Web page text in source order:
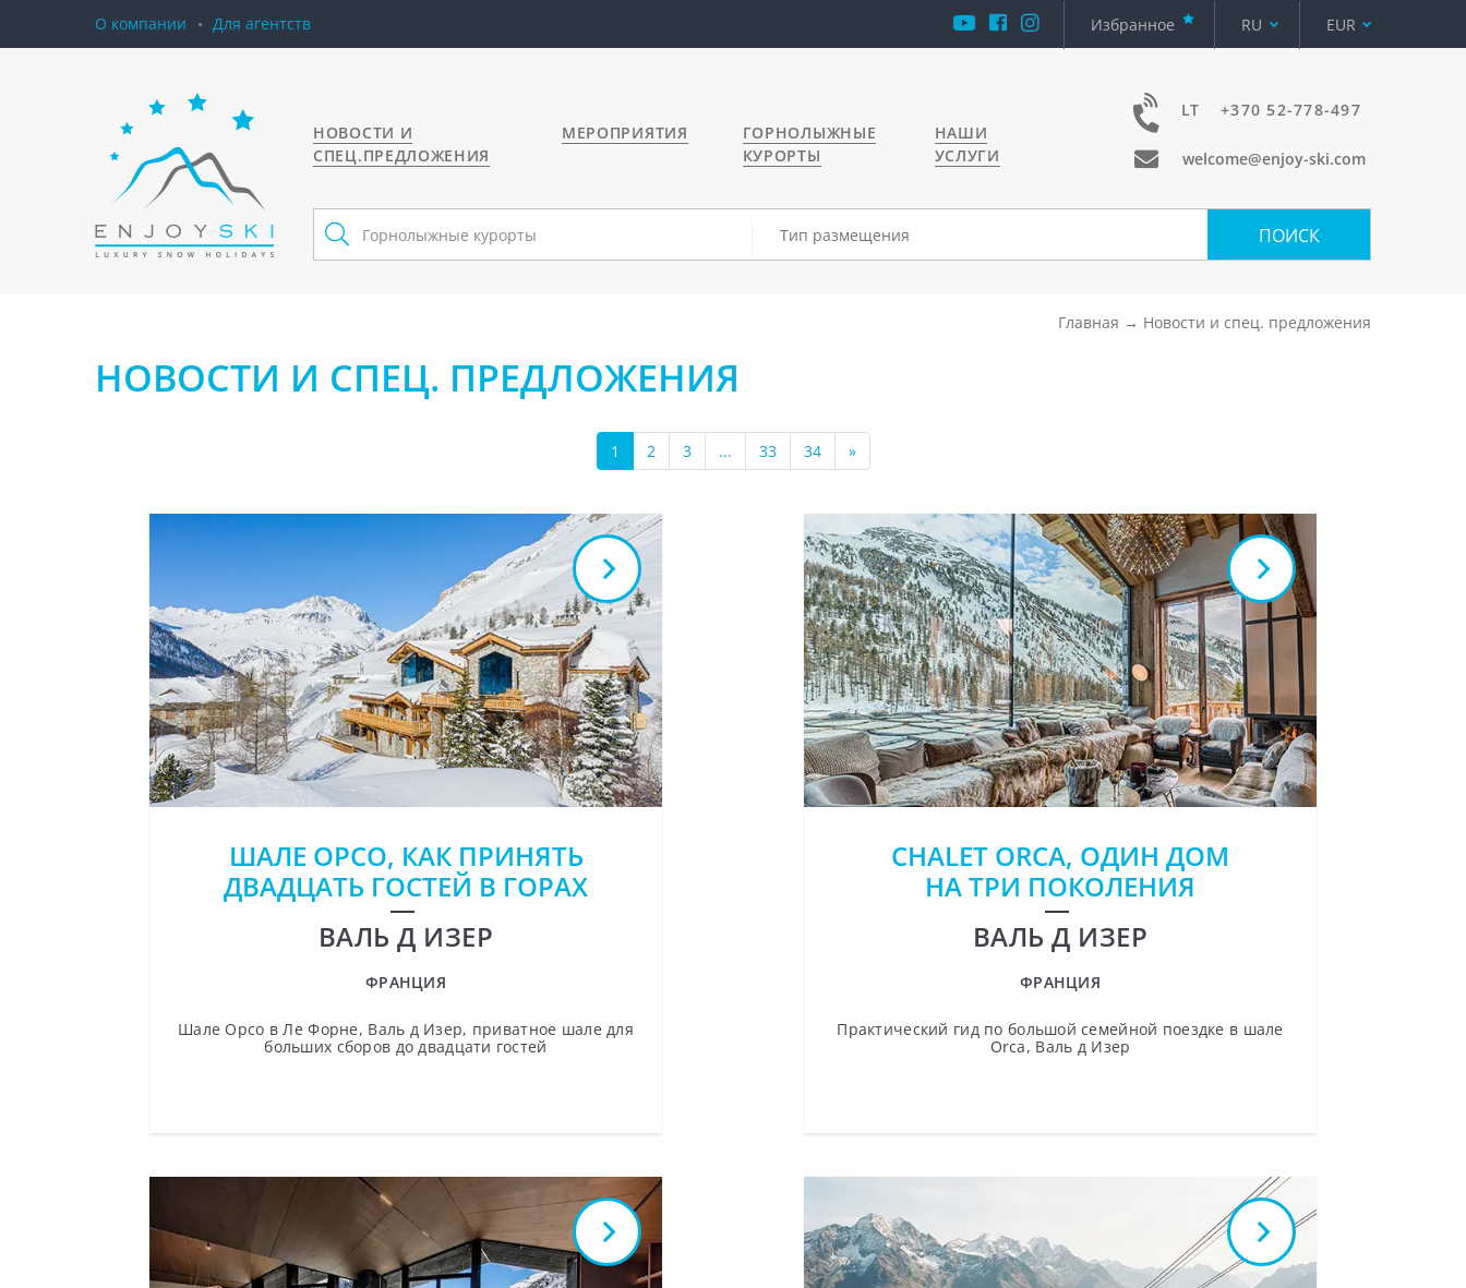
О компании Для агентств Избранное RU EUR
НОВОСТИ И
СПЕЦ.ПРЕДЛОЖЕНИЯ
МЕРОПРИЯТИЯ
ГОРНОЛЫЖНЫЕ
КУРОРТЫ
НАШИ
УСЛУГИ
LT +370 52-778-497
welcome@enjoy-ski.com
Тип размещения ПОИСК
Главная Новости и спец. предложения
НОВОСТИ И СПЕЦ. ПРЕДЛОЖЕНИЯ
1 2 3 ... 33 34 »
ШАЛЕ ОРСО, КАК ПРИНЯТЬ
ДВАДЦАТЬ ГОСТЕЙ В ГОРАХ
ВАЛЬ Д ИЗЕР
ФРАНЦИЯ
Шале Орсо в Ле Форне, Валь д Изер, приватное шале для
больших сборов до двадцати гостей
CHALET ORCA, ОДИН ДОМ
НА ТРИ ПОКОЛЕНИЯ
ВАЛЬ Д ИЗЕР
ФРАНЦИЯ
Практический гид по большой семейной поездке в шале
Orca, Валь д Изер